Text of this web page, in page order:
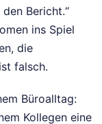
Bericht.“
ins Spiel
die
falsch.
Büroalltag:
Kollegen eine